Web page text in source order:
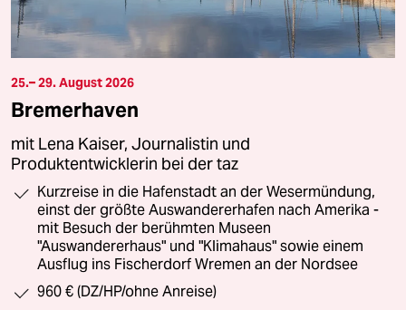
25.– 29. August 2026
Bremerhaven
mit Lena Kaiser, Journalistin und
Produktentwicklerin bei der taz
Kurzreise in die Hafenstadt an der Wesermündung,
einst der größte Auswandererhafen nach Amerika -
mit Besuch der berühmten Museen
"Auswandererhaus" und "Klimahaus" sowie einem
Ausflug ins Fischerdorf Wremen an der Nordsee
960 € (DZ/HP/ohne Anreise)